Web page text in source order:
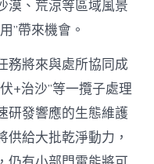
漠、荒涼等區域風景
”帶來機會。
務將來與處所協同成
+治沙”等一攬子處理
研發響應的生態維護
給大批乾淨動力，